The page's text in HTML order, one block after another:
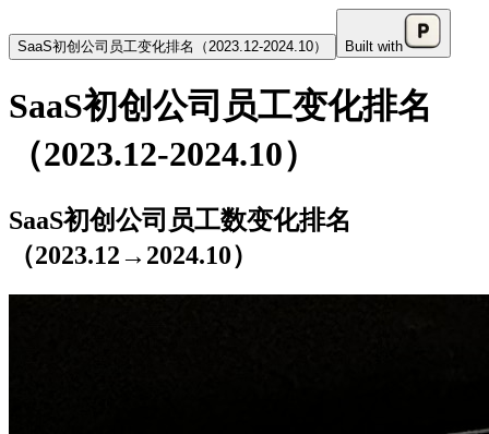
SaaS初创公司员工变化排名（2023.12-2024.10） Built with
SaaS初创公司员工变化排名
（2023.12-2024.10）
SaaS初创公司员工数变化排名
（2023.12→2024.10）